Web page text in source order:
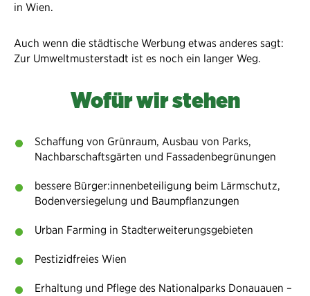
in Wien.
Auch wenn die städtische Werbung etwas anderes sagt:
Zur Umweltmusterstadt ist es noch ein langer Weg.
Wofür wir stehen
Schaffung von Grünraum, Ausbau von Parks,
Nachbarschaftsgärten und Fassadenbegrünungen
bessere Bürger:innenbeteiligung beim Lärmschutz,
Bodenversiegelung und Baumpflanzungen
Urban Farming in Stadterweiterungsgebieten
Pestizidfreies Wien
Erhaltung und Pflege des Nationalparks Donauauen –